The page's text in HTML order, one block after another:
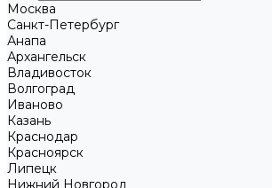
Москва
Санкт-Петербург
Анапа
Архангельск
Владивосток
Волгоград
Иваново
Казань
Краснодар
Красноярск
Липецк
Нижний Новгород